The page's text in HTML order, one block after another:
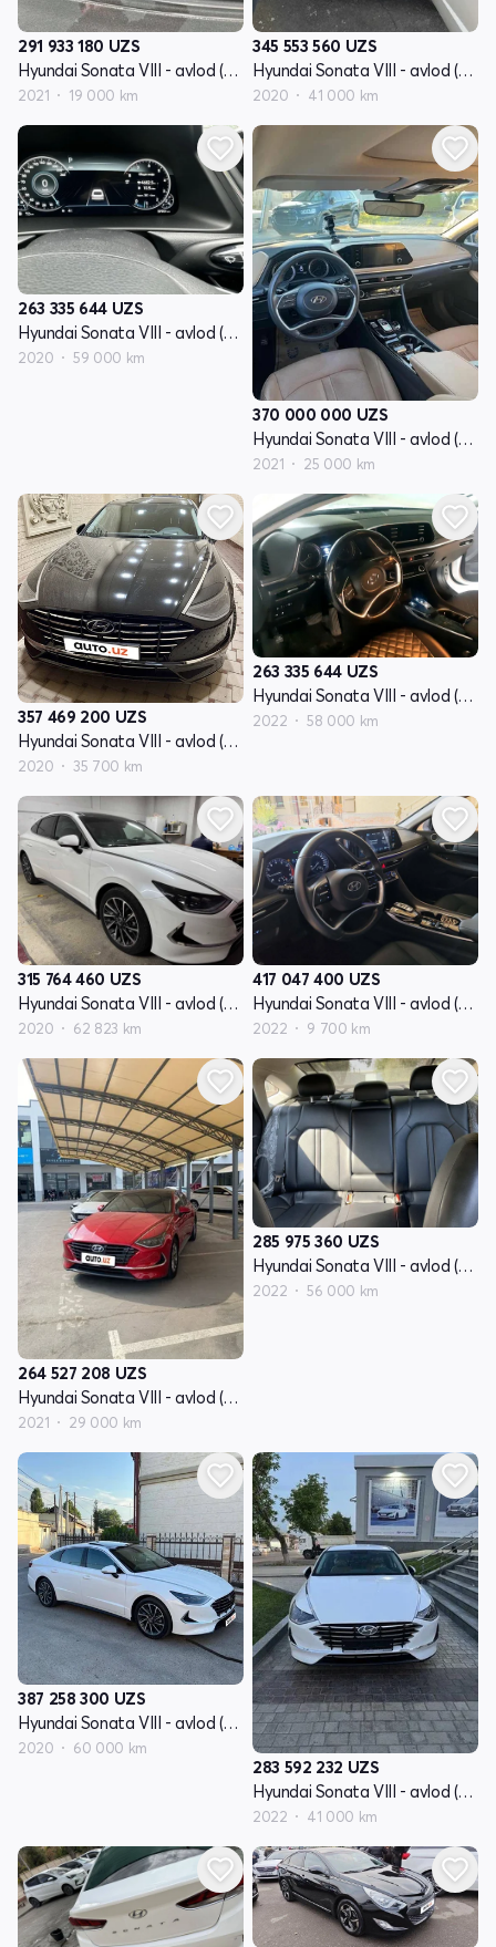
291 933 180 UZS
Hyundai Sonata VIII - avlod (DN8)
2021 19 000 km
345 553 560 UZS
Hyundai Sonata VIII - avlod (DN8)
2020 41 000 km
263 335 644 UZS
Hyundai Sonata VIII - avlod (DN8)
2020 59 000 km
370 000 000 UZS
Hyundai Sonata VIII - avlod (DN8)
2021 25 000 km
357 469 200 UZS
Hyundai Sonata VIII - avlod (DN8)
2020 35 700 km
263 335 644 UZS
Hyundai Sonata VIII - avlod (DN8)
2022 58 000 km
315 764 460 UZS
Hyundai Sonata VIII - avlod (DN8)
2020 62 823 km
417 047 400 UZS
Hyundai Sonata VIII - avlod (DN8)
2022 9 700 km
264 527 208 UZS
Hyundai Sonata VIII - avlod (DN8)
2021 29 000 km
285 975 360 UZS
Hyundai Sonata VIII - avlod (DN8)
2022 56 000 km
387 258 300 UZS
Hyundai Sonata VIII - avlod (DN8)
2020 60 000 km
283 592 232 UZS
Hyundai Sonata VIII - avlod (DN8)
2022 41 000 km